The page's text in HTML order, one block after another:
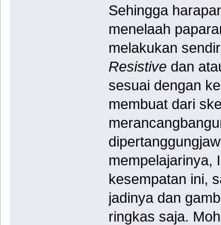
Sehingga
menelaah
melakukan
Resistive dan
sesuai dengan
membuat dari
mempelajarinya,
kesempatan ini,
jadinya dan
ringkas saja.